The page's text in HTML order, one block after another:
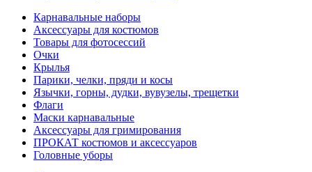
Карнавальные наборы
Аксессуары для костюмов
Товары для фотосессий
Очки
Крылья
Парики, челки, пряди и косы
Язычки, горны, дудки, вувузелы, трещетки
Флаги
Маски карнавальные
Аксессуары для гримирования
ПРОКАТ костюмов и аксессуаров
Головные уборы